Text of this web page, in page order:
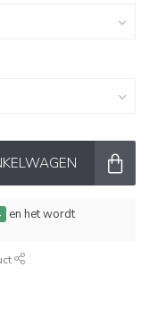
en het wordt